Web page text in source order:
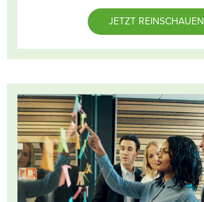
JETZT REINSCHAUEN